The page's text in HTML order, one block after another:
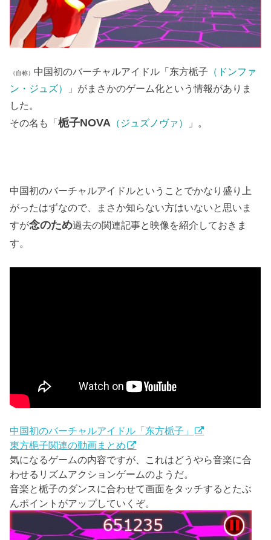
（自称） 中国初のバーチャルアイドル「东方栀子 （ドンファ
ン・ジュズ）
」がまさかのゲーム化という情報がありま
した。
その名も「栀子NOVA （ジュズノヴァ） 」。
中国初のバーチャルアイドルということでかなり盛り上
がったはずなので、まさか知らない方はいないと思いま
すが念のため過去の関連記事と映像を紹介しておきま
す。
中国初のバーチャルアイドル「东方栀子」
東方梔子関連の動画まとめ
気になるゲームの内容ですが、これはどうやら音楽に合
わせるリズムアクションゲームのようだ。
音楽と栀子のダンスに合わせて画面をタッチするとたぶ
んポイントがアップしていくぞ。